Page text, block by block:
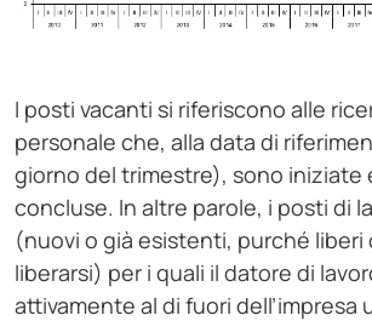
I posti vacanti si riferiscono alle
personale che, alla data di
giorno del trimestre), sono iniziate
concluse. In altre parole, i posti di
(nuovi o già esistenti, purché liberi
liberarsi) per i quali il datore di
attivamente al di fuori dell’impresa